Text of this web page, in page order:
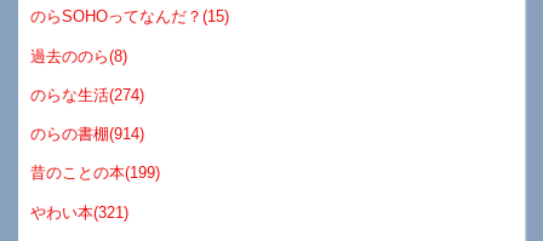
のらSOHOってなんだ？(15)
過去ののら(8)
のらな生活(274)
のらの書棚(914)
昔のことの本(199)
やわい本(321)